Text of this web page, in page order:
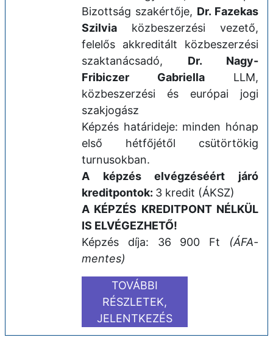
Bizottság szakértője, Dr. Fazekas
Szilvia közbeszerzési vezető,
felelős akkreditált közbeszerzési
szaktanácsadó, Dr. Nagy-
Fribiczer Gabriella LLM,
közbeszerzési és európai jogi
szakjogász
Képzés határideje: minden hónap
első hétfőjétől csütörtökig
turnusokban.
A képzés elvégzéséért járó
kreditpontok: 3 kredit (ÁKSZ)
A KÉPZÉS KREDITPONT NÉLKÜL
IS ELVÉGEZHETŐ!
Képzés díja: 36 900 Ft (ÁFA-
mentes)
TOVÁBBI
RÉSZLETEK,
JELENTKEZÉS